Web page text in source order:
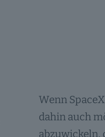
Wenn
dahin auch
abzuwickeln,